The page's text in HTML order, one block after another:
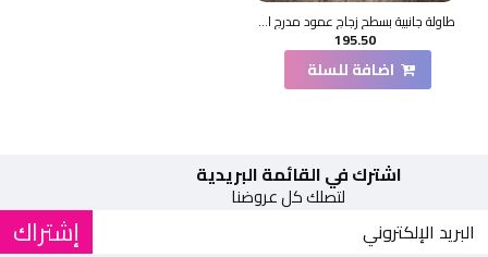
طاولة جانبية بسطح زجاج عمود مدرج اسود 35×35×75سم
195.50
اضافة للسلة
اشترك في القائمة البريدية
لتصلك كل عروضنا
إشتراك